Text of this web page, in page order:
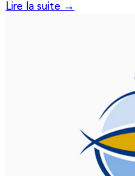
Lire la suite →